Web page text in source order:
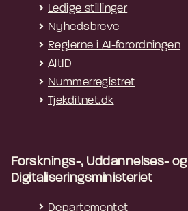
Ledige stillinger
Nyhedsbreve
Reglerne i AI-forordningen
AltID
Nummerregistret
Tjekditnet.dk
Forsknings-, Uddannelses- og
Digitaliseringsministeriet
Departementet